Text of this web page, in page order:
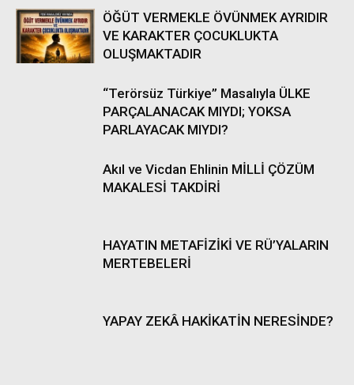
ÖĞÜT VERMEKLE ÖVÜNMEK AYRIDIR
VE KARAKTER ÇOCUKLUKTA
OLUŞMAKTADIR
“Terörsüz Türkiye” Masalıyla ÜLKE
PARÇALANACAK MIYDI; YOKSA
PARLAYACAK MIYDI?
Akıl ve Vicdan Ehlinin MİLLİ ÇÖZÜM
MAKALESİ TAKDİRİ
HAYATIN METAFİZİKİ VE RÜ’YALARIN
MERTEBELERİ
YAPAY ZEKÂ HAKİKATİN NERESİNDE?